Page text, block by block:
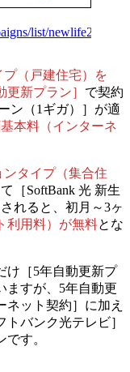
list/newlife2024-
（戸建住宅）を
更新プラン］ で契約
ン（1ギガ）］が適
基本料（インターネ
ンタイプ（集合住
［SoftBank 光 新生
れると、 初月～3ヶ
利用料）が無料とな
け［5年自動更新プ
ますが、5年自動更
ネット契約］に加え
バンク光テレビ］
す。